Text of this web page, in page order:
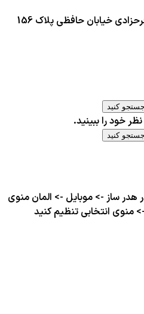
خیابان حافظی پلاک 156
جستجو کنید
خود را ببینید.
جستجو کنید
ساز -> موبایل -> المان منوی
منوی انتخابی تنظیم کنید